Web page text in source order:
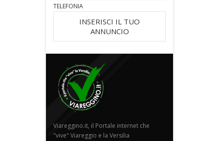
TELEFONIA
INSERISCI IL TUO
ANNUNCIO
Viareggino.it, il Portale internet che
"vive" Viareggio e la Versilia